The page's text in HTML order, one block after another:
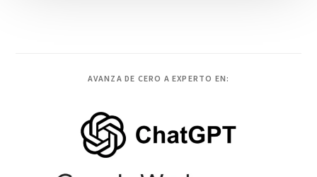
AVANZA DE CERO A EXPERTO EN: